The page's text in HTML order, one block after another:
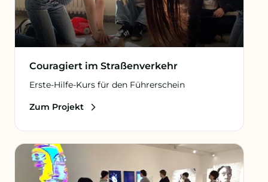
Couragiert im Straßenverkehr
Erste-Hilfe-Kurs für den Führerschein
Zum Projekt